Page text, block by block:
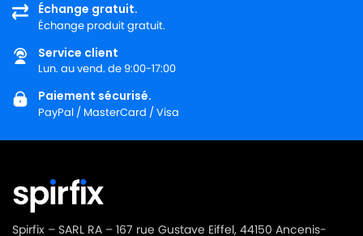
Échange gratuit.
Échange produit gratuit.
Service client
Lun. au vend. de 9:00-17:00
Paiement sécurisé.
PayPal / MasterCard / Visa
Spirfix – SARL RA – 167 rue Gustave Eiffel, 44150 Ancenis-